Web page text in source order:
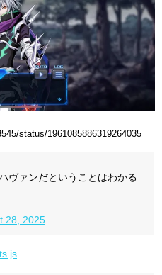
status/1961085886319264035
ヴァンだということはわかる
28, 2025